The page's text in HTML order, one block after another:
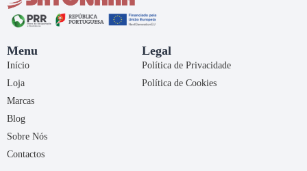
Menu
Início
Loja
Marcas
Blog
Sobre Nós
Contactos
Legal
Política de Privacidade
Política de Cookies